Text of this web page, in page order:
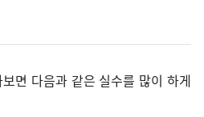
면 다음과 같은 실수를 많이 하게